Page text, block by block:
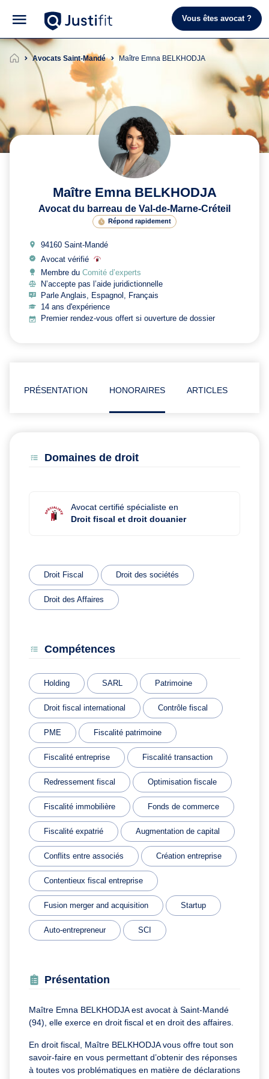
Vous êtes avocat ?
Avocats Saint-Mandé Maître Emna BELKHODJA
Maître Emna BELKHODJA
Avocat du barreau de Val-de-Marne-Créteil
Répond rapidement
94160 Saint-Mandé
Avocat vérifié
Membre du Comité d’experts
N’accepte pas l’aide juridictionnelle
Parle Anglais, Espagnol, Français
14 ans d'expérience
Premier rendez-vous offert si ouverture de dossier
PRÉSENTATION HONORAIRES ARTICLES
Domaines de droit
Avocat certifié spécialiste en
Droit fiscal et droit douanier
Droit Fiscal Droit des sociétés
Droit des Affaires
Compétences
Holding SARL Patrimoine
Droit fiscal international Contrôle fiscal
PME Fiscalité patrimoine
Fiscalité entreprise Fiscalité transaction
Redressement fiscal Optimisation fiscale
Fiscalité immobilière Fonds de commerce
Fiscalité expatrié Augmentation de capital
Conflits entre associés Création entreprise
Contentieux fiscal entreprise
Fusion merger and acquisition Startup
Auto-entrepreneur SCI
Présentation
Maître Emna BELKHODJA est avocat à Saint-Mandé
(94), elle exerce en droit fiscal et en droit des affaires.
En droit fiscal, Maître BELKHODJA vous offre tout son
savoir-faire en vous permettant d’obtenir des réponses
à toutes vos problématiques en matière de déclarations